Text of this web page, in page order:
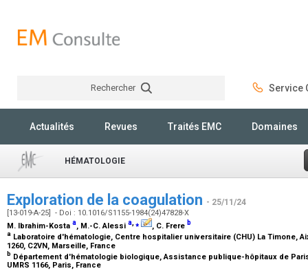
Rechercher Service
Actualités Revues Traités EMC Domaines
HÉMATOLOGIE
Exploration de la coagulation - 25/11/24
[13-019-A-25] - Doi : 10.1016/S1155-1984(24)47828-X
M. Ibrahim-Kosta a, M.-C. Alessi a,⁎ , C. Frere b
a Laboratoire d'hématologie, Centre hospitalier universitaire (CHU) La Timone,
1260, C2VN, Marseille, France
b Département d'hématologie biologique, Assistance publique-hôpitaux de
UMRS 1166, Paris, France